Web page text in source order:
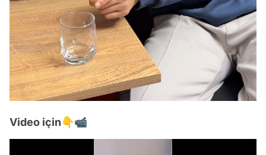
Video için👇📹